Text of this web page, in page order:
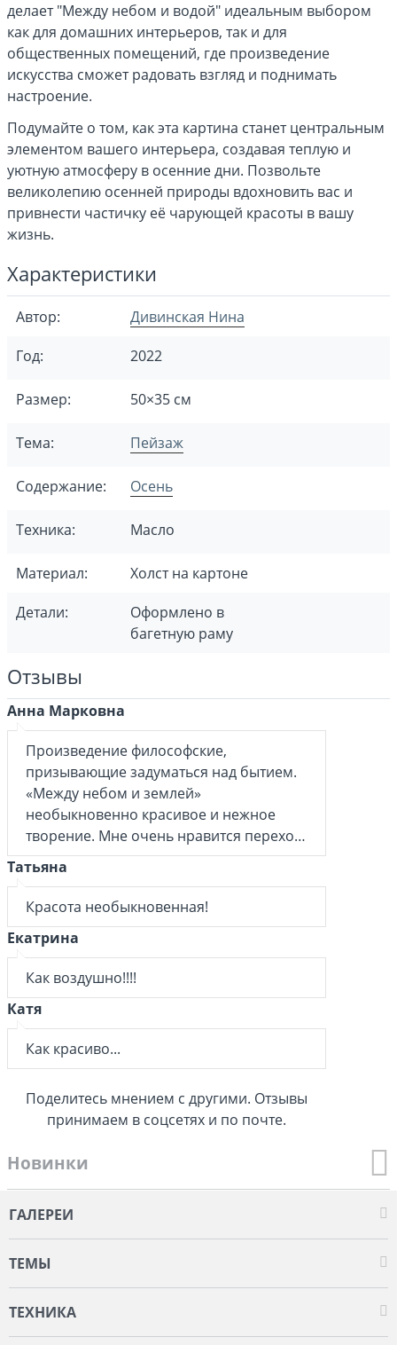
делает "Между небом и водой" идеальным выбором
как для домашних интерьеров, так и для
общественных помещений, где произведение
искусства сможет радовать взгляд и поднимать
настроение.
Подумайте о том, как эта картина станет центральным
элементом вашего интерьера, создавая теплую и
уютную атмосферу в осенние дни. Позвольте
великолепию осенней природы вдохновить вас и
привнести частичку её чарующей красоты в вашу
жизнь.
Характеристики
Автор:
Дивинская Нина
Год:
2022
Размер: 50×35 см
Тема: Пейзаж
Содержание: Осень
Техника: Масло
Материал:
Холст на картоне
Детали:
Оформлено в
багетную раму
Отзывы
Анна Марковна
Произведение философские,
призывающие задуматься над бытием.
«Между небом и землей»
необыкновенно красивое и нежное
творение. Мне очень нравится переход
воды в небо, куда мы все уйдём…
Татьяна
Красота необыкновенная!
Екатрина
Как воздушно!!!!
Катя
Как красиво...
Поделитесь мнением с другими. Отзывы
принимаем в соцсетях и по почте.
Новинки
ГАЛЕРЕИ
ТЕМЫ
ТЕХНИКА